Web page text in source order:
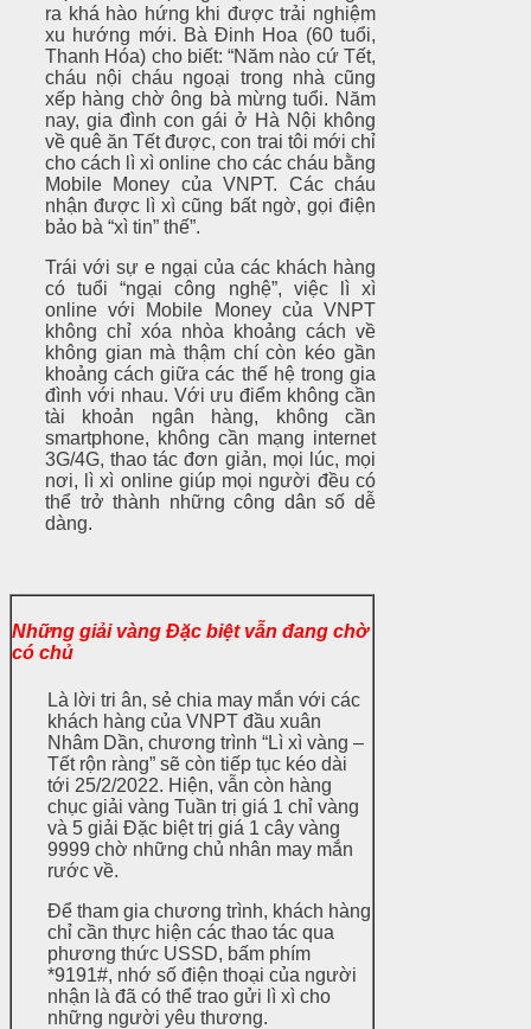
ra khá hào hứng khi được trải nghiệm
xu hướng mới. Bà Đinh Hoa (60 tuổi,
Thanh Hóa) cho biết: “Năm nào cứ Tết,
cháu nội cháu ngoại trong nhà cũng
xếp hàng chờ ông bà mừng tuổi. Năm
nay, gia đình con gái ở Hà Nội không
về quê ăn Tết được, con trai tôi mới chỉ
cho cách lì xì online cho các cháu bằng
Mobile Money của VNPT. Các cháu
nhận được lì xì cũng bất ngờ, gọi điện
bảo bà “xì tin” thế”.
Trái với sự e ngại của các khách hàng
có tuổi “ngại công nghệ”, việc lì xì
online với Mobile Money của VNPT
không chỉ xóa nhòa khoảng cách về
không gian mà thậm chí còn kéo gần
khoảng cách giữa các thế hệ trong gia
đình với nhau. Với ưu điểm không cần
tài khoản ngân hàng, không cần
smartphone, không cần mạng internet
3G/4G, thao tác đơn giản, mọi lúc, mọi
nơi, lì xì online giúp mọi người đều có
thể trở thành những công dân số dễ
dàng.
Những giải vàng Đặc biệt vẫn đang chờ
có chủ
Là lời tri ân, sẻ chia may mắn với các
khách hàng của VNPT đầu xuân
Nhâm Dần, chương trình “Lì xì vàng –
Tết rộn ràng” sẽ còn tiếp tục kéo dài
tới 25/2/2022. Hiện, vẫn còn hàng
chục giải vàng Tuần trị giá 1 chỉ vàng
và 5 giải Đặc biệt trị giá 1 cây vàng
9999 chờ những chủ nhân may mắn
rước về.
Để tham gia chương trình, khách hàng
chỉ cần thực hiện các thao tác qua
phương thức USSD, bấm phím
*9191#, nhớ số điện thoại của người
nhận là đã có thể trao gửi lì xì cho
những người yêu thương.